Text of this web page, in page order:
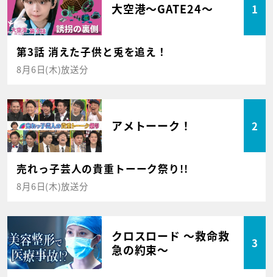
大空港～GATE24～ 1
第3話 消えた子供と兎を追え！
8月6日(木)放送分
アメトーーク！ 2
売れっ子芸人の貴重トーーク祭り!!
8月6日(木)放送分
クロスロード ～救命救
急の約束～
3